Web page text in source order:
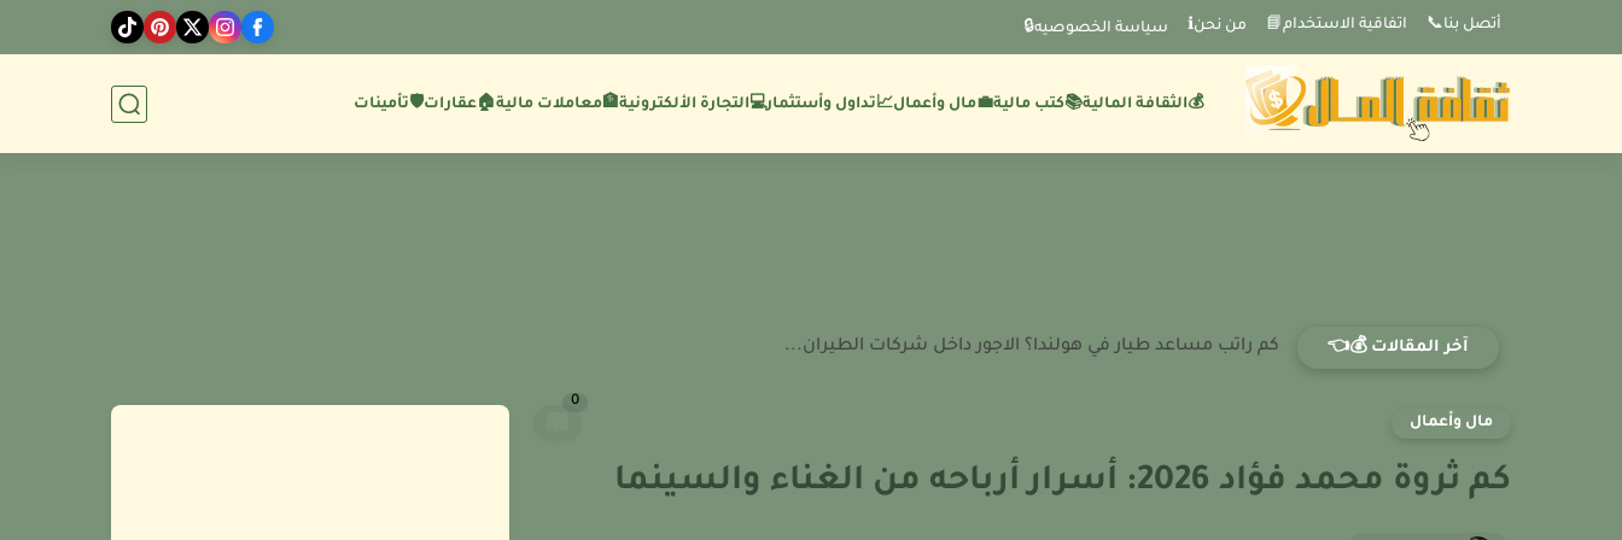
أتصل بنا📞 اتفاقية الاستخدام📘 من نحنℹ️ سياسة الخصوصيه🔒
💰الثقافة المالية📚كتب مالية💼مال وأعمال📈تداول وأستثمار💻التجارة الألكترونية🏦معاملات مالية🏠عقارات🛡️تأمينات
آخر المقالات 💰👈 كم راتب مساعد طيار في هولندا؟ الاجور داخل شركات الطيران...
مال وأعمال
0
كم ثروة محمد فؤاد 2026: أسرار أرباحه من الغناء والسينما